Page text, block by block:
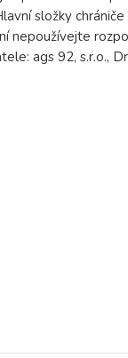
složky
nepoužívejte
ags 92, s.r.o.,